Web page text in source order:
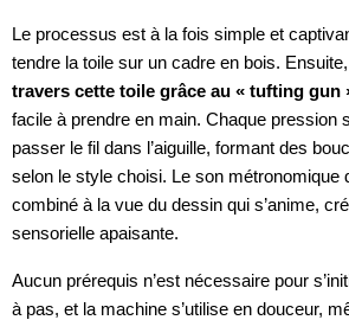
Le processus est à la fois simple et
tendre la toile sur un cadre en bois. Ensuite,
travers cette toile grâce au « tufting gun
facile à prendre en main. Chaque pression
passer le fil dans l’aiguille, formant des
selon le style choisi. Le son métronomique
combiné à la vue du dessin qui s’anime,
sensorielle apaisante.
Aucun prérequis n’est nécessaire pour
à pas, et la machine s’utilise en douceur,